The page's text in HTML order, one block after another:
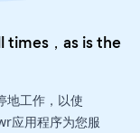
times，as is the
地工作，以使
应用程序为您服